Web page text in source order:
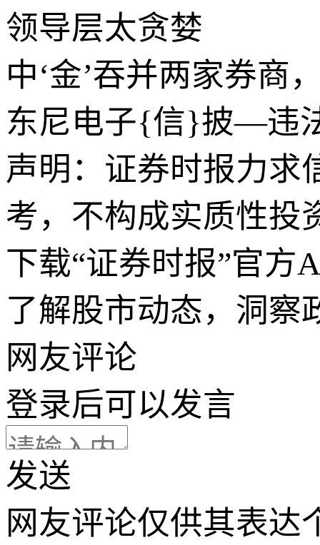
领导层太贪婪
中‘金’吞并两家券商
东尼电子{信}披—违
声明：证券时报力求
考，不构成实质性投
下载“证券时报”官方
了解股市动态，洞察
网友评论
登录后可以发言
发送
网友评论仅供其表达